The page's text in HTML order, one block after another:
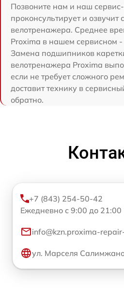
Позвоните нам и наш
проконсультирует и озвучит
велотренажера. Среднее
Proxima в нашем сервисном -
Замена подшипников
велотренажера Proxima
если не требует сложного
доставит технику в
обратно.
+7 (843) 254-50-42
Ежедневно с 9:00 до 21:00
info@kzn.proxima-
ул. Марселя